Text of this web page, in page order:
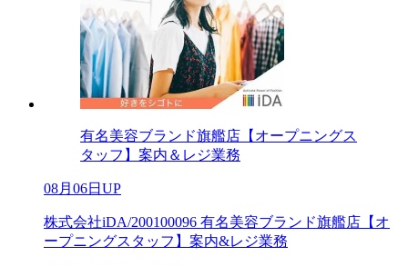
有名美容ブランド旗艦店【オープニングス
タッフ】案内＆レジ業務
08月06日UP
株式会社iDA/200100096 有名美容ブランド旗艦店【オ
ープニングスタッフ】案内&レジ業務